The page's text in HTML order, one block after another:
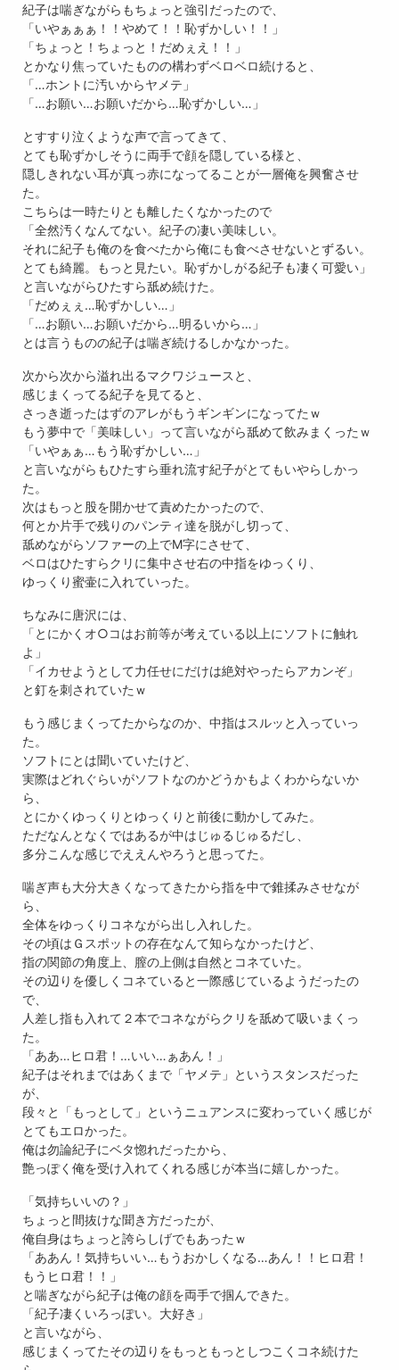
紀子は喘ぎながらもちょっと強引だったので、
「いやぁぁぁ！！やめて！！恥ずかしい！！」
「ちょっと！ちょっと！だめぇえ！！」
とかなり焦っていたものの構わずベロベロ続けると、
「…ホントに汚いからヤメテ」
「…お願い…お願いだから…恥ずかしい…」
とすすり泣くような声で言ってきて、
とても恥ずかしそうに両手で顔を隠している様と、
隠しきれない耳が真っ赤になってることが一層俺を興奮させ
た。
こちらは一時たりとも離したくなかったので
「全然汚くなんてない。紀子の凄い美味しい。
それに紀子も俺のを食べたから俺にも食べさせないとずるい。
とても綺麗。もっと見たい。恥ずかしがる紀子も凄く可愛い」
と言いながらひたすら舐め続けた。
「だめぇぇ…恥ずかしい…」
「…お願い…お願いだから…明るいから…」
とは言うものの紀子は喘ぎ続けるしかなかった。
次から次から溢れ出るマクワジュースと、
感じまくってる紀子を見てると、
さっき逝ったはずのアレがもうギンギンになってたｗ
もう夢中で「美味しい」って言いながら舐めて飲みまくったｗ
「いやぁぁ…もう恥ずかしい…」
と言いながらもひたすら垂れ流す紀子がとてもいやらしかっ
た。
次はもっと股を開かせて責めたかったので、
何とか片手で残りのパンティ達を脱がし切って、
舐めながらソファーの上でM字にさせて、
ベロはひたすらクリに集中させ右の中指をゆっくり、
ゆっくり蜜壷に入れていった。
ちなみに唐沢には、
「とにかくオ○コはお前等が考えている以上にソフトに触れ
よ」
「イカせようとして力任せにだけは絶対やったらアカンぞ」
と釘を刺されていたｗ
もう感じまくってたからなのか、中指はスルッと入っていっ
た。
ソフトにとは聞いていたけど、
実際はどれぐらいがソフトなのかどうかもよくわからないか
ら、
とにかくゆっくりとゆっくりと前後に動かしてみた。
ただなんとなくではあるが中はじゅるじゅるだし、
多分こんな感じでええんやろうと思ってた。
喘ぎ声も大分大きくなってきたから指を中で錐揉みさせなが
ら、
全体をゆっくりコネながら出し入れした。
その頃はＧスポットの存在なんて知らなかったけど、
指の関節の角度上、膣の上側は自然とコネていた。
その辺りを優しくコネていると一際感じているようだったの
で、
人差し指も入れて２本でコネながらクリを舐めて吸いまくっ
た。
「ああ…ヒロ君！…いい…ぁあん！」
紀子はそれまではあくまで「ヤメテ」というスタンスだった
が、
段々と「もっとして」というニュアンスに変わっていく感じが
とてもエロかった。
俺は勿論紀子にベタ惚れだったから、
艶っぽく俺を受け入れてくれる感じが本当に嬉しかった。
「気持ちいいの？」
ちょっと間抜けな聞き方だったが、
俺自身はちょっと誇らしげでもあったｗ
「ああん！気持ちいい…もうおかしくなる…あん！！ヒロ君！
もうヒロ君！！」
と喘ぎながら紀子は俺の顔を両手で掴んできた。
「紀子凄くいろっぽい。大好き」
と言いながら、
感じまくってたその辺りをもっともっとしつこくコネ続けた